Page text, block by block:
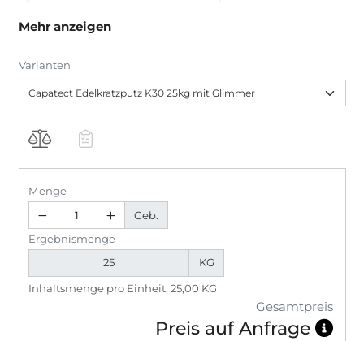
Mehr anzeigen
Varianten
Menge
Geb.
Ergebnismenge
KG
Inhaltsmenge pro Einheit: 25,00 KG
Gesamtpreis
Preis auf Anfrage